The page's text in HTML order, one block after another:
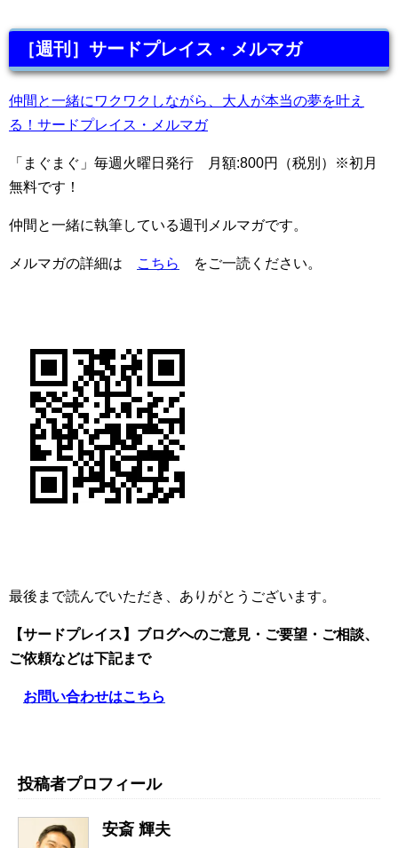
［週刊］サードプレイス・メルマガ
仲間と一緒にワクワクしながら、大人が本当の夢を叶え
る！サードプレイス・メルマガ
「まぐまぐ」毎週火曜日発行 月額:800円（税別）※初月
無料です！
仲間と一緒に執筆している週刊メルマガです。
メルマガの詳細は こちら をご一読ください。
最後まで読んでいただき、ありがとうございます。
【サードプレイス】ブログへのご意見・ご要望・ご相談、
ご依頼などは下記まで
お問い合わせはこちら
投稿者プロフィール
安斎 輝夫